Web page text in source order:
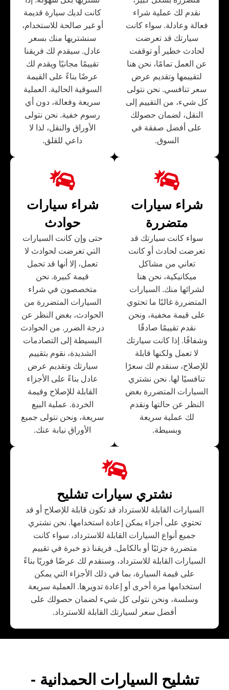
نقدم لك عملية شراء
فعالة وعادلة. سواء كانت
سيارتك قد تعرضت
لحادث خطير أو توقفت
عن العمل تمامًا، نحن هنا
لتقييمها وتقديم عرض
سعر تنافسي. نحن نتولى
كل شيء، من التقييم إلى
النقل، لضمان حصولك
على أفضل صفقة في
السوق.
كانت لديك سيارة قديمة
أو غير صالحة للاستخدام،
سنشتريها منك بسعر
عادل. سيقدم لك فريقنا
تقييمًا مجانيًا ويقدم لك
عرضًا بناءً على القيمة
السوقية الحالية. العملية
سريعة وفعالة، دون أي
رسوم خفية. نحن نتولى
الأوراق والنقل، لذا لا
داعي للقلق.
شراء سيارات
متضررة
سواء كانت سيارتك قد
تعرضت لحادث أو كانت
تعاني من مشاكل
ميكانيكية، نحن هنا
لشرائها منك. السيارات
المتضررة غالبًا ما تحتوي
على قيمة مخفية، ونحن
نقدم تقييمًا صادقًا
وشفافًا. إذا كانت سيارتك
لا تعمل ولكنها قابلة
للإصلاح، سنقدم لك سعرًا
تنافسيًا لها. نحن نشتري
السيارات المتضررة بغض
النظر عن حالتها ونقدم
لك عملية سريعة
وبسيطة.
شراء سيارات
حوادث
حتى وإن كانت السيارات
التي تعرضت لحوادث لا
تعمل، إلا أنها قد تحمل
قيمة كبيرة. نحن
متخصصون في شراء
السيارات المتضررة من
الحوادث، بغض النظر عن
درجة الضرر. من الحوادث
البسيطة إلى التصادمات
الشديدة، نقوم بتقييم
سيارتك وتقديم عرض
عادل بناءً على الأجزاء
القابلة للإصلاح وقيمة
الخردة. عملية البيع
سريعة، ونحن نتولى جميع
الأوراق نيابة عنك.
نشتري سيارات تشليح
السيارات القابلة للاسترداد قد تكون قابلة للإصلاح أو قد
تحتوي على أجزاء يمكن إعادة استخدامها. نحن نشتري
جميع أنواع السيارات القابلة للاسترداد، سواء كانت
متضررة جزئيًا أو بالكامل. فريقنا ذو خبرة في تقييم
السيارات القابلة للاسترداد، وسنقدم لك عرضًا فوريًا بناءً
على قيمة السيارة، بما في ذلك الأجزاء التي يمكن
استخدامها مرة أخرى أو إعادة تدويرها. العملية سريعة
وسلسة، ونحن نتولى كل شيء لضمان حصولك على
أفضل سعر لسيارتك القابلة للاسترداد.
تشليح السيارات الحمدانية -